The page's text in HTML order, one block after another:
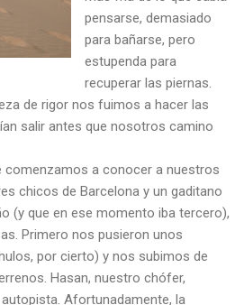
pensarse, demasiado
para bañarse, pero
estupenda para
recuperar las piernas.
de rigor nos fuimos a hacer las
salir antes que nosotros camino
comenzamos a conocer a nuestros
chicos de Barcelona y un gaditano
(y que en ese momento iba tercero),
Primero nos pusieron unos
por cierto) y nos subimos de
Hasan, nuestro chófer,
Afortunadamente, la